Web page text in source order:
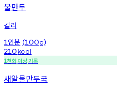
물만두
컬리
1 인분 (100g)
210kcal
1천회 이상기록
새알물만두국